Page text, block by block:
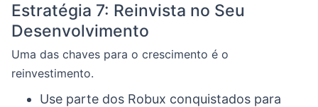
Estratégia 7: Reinvista no Seu
Desenvolvimento
Uma das chaves para o crescimento é o
reinvestimento.
Use parte dos Robux conquistados para